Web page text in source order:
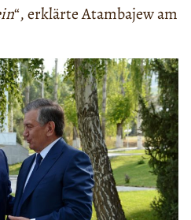
“, erklärte Atambajew am